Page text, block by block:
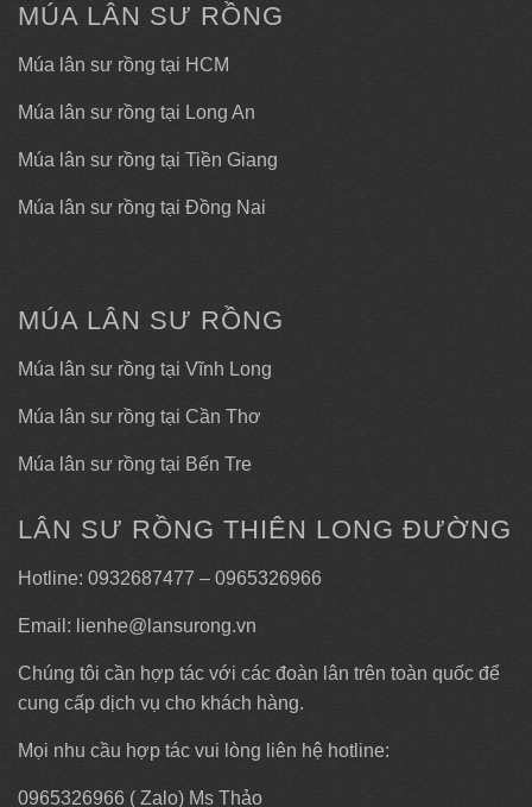
MÚA LÂN SƯ RỒNG
Múa lân sư rồng tại HCM
Múa lân sư rồng tại Long An
Múa lân sư rồng tại Tiền Giang
Múa lân sư rồng tại Đồng Nai
MÚA LÂN SƯ RỒNG
Múa lân sư rồng tại Vĩnh Long
Múa lân sư rồng tại Cần Thơ
Múa lân sư rồng tại Bến Tre
LÂN SƯ RỒNG THIÊN LONG ĐƯỜNG
Hotline: 0932687477 – 0965326966
Email: lienhe@lansurong.vn
Chúng tôi cần hợp tác với các đoàn lân trên toàn quốc để
cung cấp dịch vụ cho khách hàng.
Mọi nhu cầu hợp tác vui lòng liên hệ hotline:
0965326966 ( Zalo) Ms Thảo